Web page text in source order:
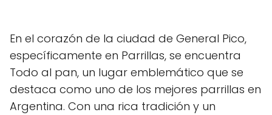
En el corazón de la ciudad de General Pico,
específicamente en Parrillas, se encuentra
Todo al pan, un lugar emblemático que se
destaca como uno de los mejores parrillas en
Argentina. Con una rica tradición y un